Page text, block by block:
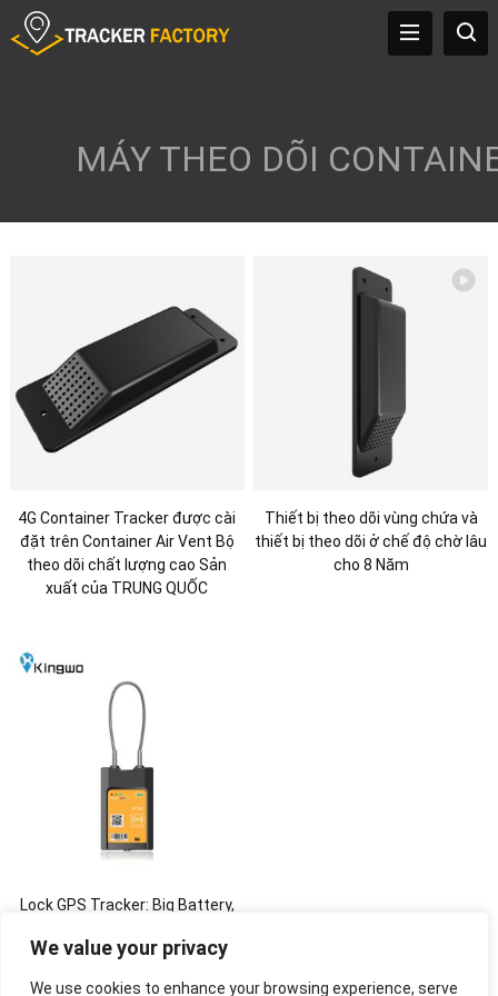
We value your privacy
We use cookies to enhance your browsing experience, serve
MÁY THEO DÕI
4G Container Tracker được cài
đặt trên Container Air Vent Bộ
theo dõi chất lượng cao Sản
xuất của TRUNG QUỐC
Thiết bị theo dõi vùng chứa và
thiết bị theo dõi ở chế độ chờ lâu
cho 8 Năm
Lock GPS Tracker: Big Battery,
Comprehensive Logistic